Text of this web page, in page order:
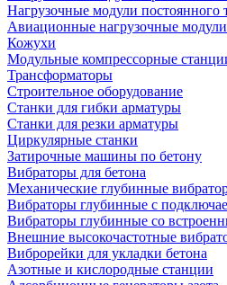
Нагрузочные модули постоянного
Авиационные нагрузочные
Кожухи
Модульные компрессорные
Трансформаторы
Строительное оборудование
Станки для гибки арматуры
Станки для резки арматуры
Циркулярные станки
Затирочные машины по бетону
Вибраторы для бетона
Механические глубинные
Вибраторы глубинные с
Вибраторы глубинные со
Внешние высокочастотные
Виброрейки для укладки бетона
Азотные и кислородные станции